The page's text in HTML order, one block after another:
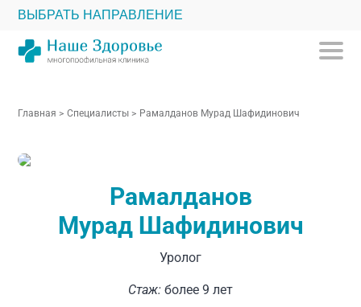
ВЫБРАТЬ НАПРАВЛЕНИЕ
Главная > Специалисты > Рамалданов Мурад Шафидинович
Рамалданов
Мурад Шафидинович
Уролог
Стаж: более 9 лет